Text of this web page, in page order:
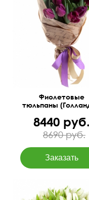
45 см 30
Фиолетовые
тюльпаны
8440 руб.
8690 руб.